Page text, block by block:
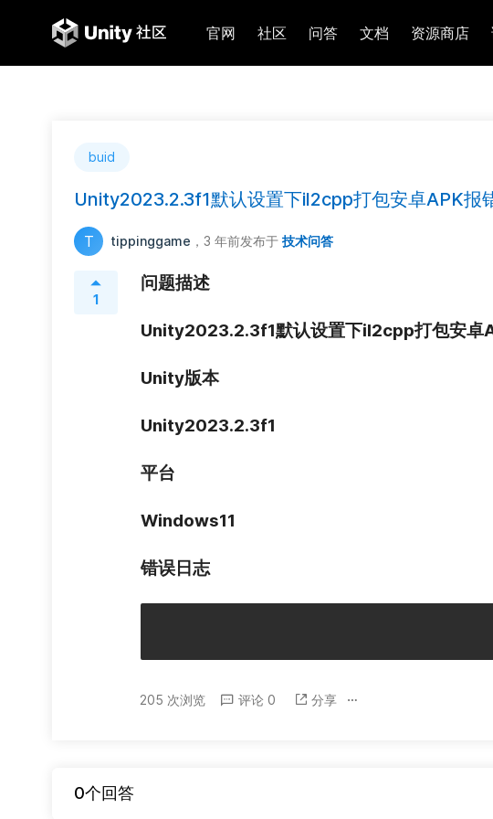
官网 社区 问答 文档 资源商店
buid
Unity2023.2.3f1默认设置下il2cpp打包安卓APK报
T tippinggame ，3 年前发布于 技术问答
1
问题描述
Unity2023.2.3f1默认设置下il2cpp打包安卓
Unity版本
Unity2023.2.3f1
平台
Windows11
错误日志
205 次浏览 评论 0 分享
0个回答